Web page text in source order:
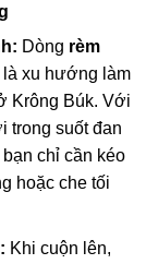
Dòng rèm
là xu hướng làm
Krông Búk. Với
trong suốt đan
chỉ cần kéo
hoặc che tối
Khi cuộn lên,